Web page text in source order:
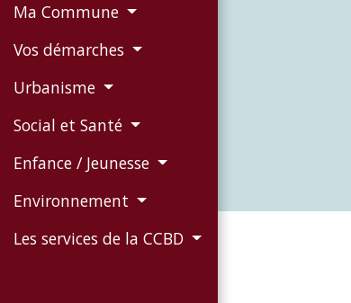
Ma Commune
Vos démarches
Urbanisme
Social et Santé
Enfance / Jeunesse
Environnement
Les services de la CCBD